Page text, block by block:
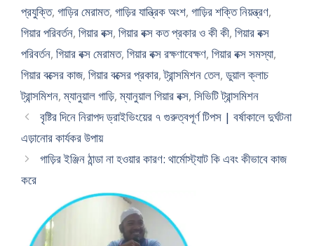
প্রযুক্তি, গাড়ির মেরামত, গাড়ির যান্ত্রিক অংশ, গাড়ির শক্তি নিয়ন্ত্রণ,
গিয়ার পরিবর্তন, গিয়ার বক্স, গিয়ার বক্স কত প্রকার ও কী কী, গিয়ার বক্স
পরিবর্তন, গিয়ার বক্স মেরামত, গিয়ার বক্স রক্ষণাবেক্ষণ, গিয়ার বক্স সমস্যা,
গিয়ার বক্সের কাজ, গিয়ার বক্সের প্রকার,ট্রান্সমিশন তেল, ডুয়াল ক্লাচ
ট্রান্সমিশন,ম্যানুয়াল গাড়ি,ম্যানুয়াল গিয়ার বক্স, সিভিটি ট্রান্সমিশন
বৃষ্টির দিনে নিরাপদ ড্রাইভিংয়ের ৭ গুরুত্বপূর্ণ টিপস | বর্ষাকালে দুর্ঘটনা
এড়ানোর কার্যকর উপায়
গাড়ির ইঞ্জিন ঠান্ডা না হওয়ার কারণ: থার্মোস্ট্যাট কি এবং কীভাবে কাজ
করে